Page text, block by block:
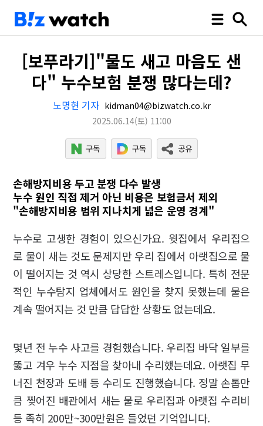
[보푸라기]"물도 새고 마음도 샌
다" 누수보험 분쟁 많다는데?
노명현 기자 kidman04@bizwatch.co.kr
2025.06.14(토) 11:00
손해방지비용 두고 분쟁 다수 발생
누수 원인 직접 제거 아닌 비용은 보험금서 제외
"손해방지비용 범위 지나치게 넓은 운영 경계"
누수로 고생한 경험이 있으신가요. 윗집에서 우리집으
로 물이 새는 것도 문제지만 우리 집에서 아랫집으로 물
이 떨어지는 것 역시 상당한 스트레스입니다. 특히 전문
적인 누수탐지 업체에서도 원인을 찾지 못했는데 물은
계속 떨어지는 것 만큼 답답한 상황도 없는데요.
몇년 전 누수 사고를 경험했습니다. 우리집 바닥 일부를
뚫고 겨우 누수 지점을 찾아내 수리했는데요. 아랫집 무
너진 천장과 도배 등 수리도 진행했습니다. 정말 손톱만
큼 찢어진 배관에서 새는 물로 우리집과 아랫집 수리비
등 족히 200만~300만원은 들었던 기억입니다.